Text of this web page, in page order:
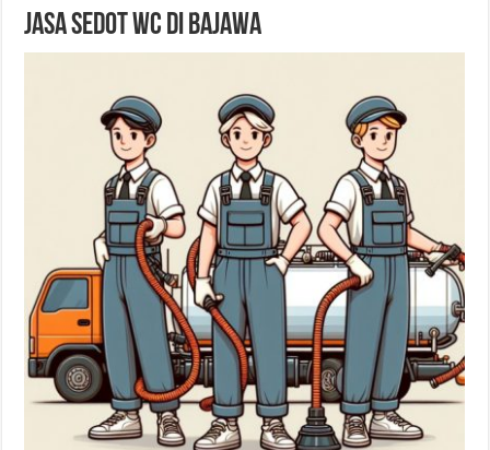
Jasa Sedot WC di Bajawa